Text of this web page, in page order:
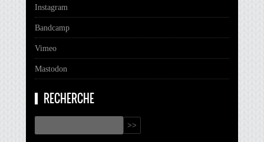
Instagram
Bandcamp
Vimeo
Mastodon
RECHERCHE